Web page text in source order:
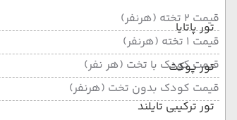
تور پاتایا
تور پوکت
تور ترکیبی تایلند
قیمت 2 تخته (هرنفر)
قیمت 1 تخته (هرنفر)
قیمت کودک با تخت (هر نفر)
قیمت کودک بدون تخت (هرنفر)